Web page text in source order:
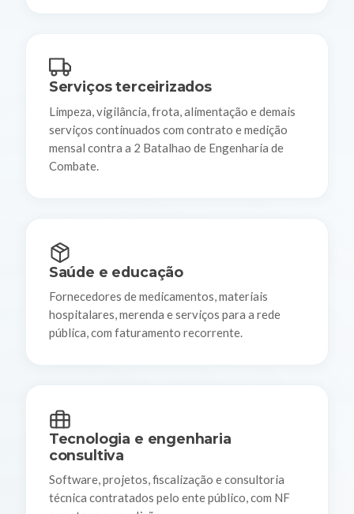
Serviços terceirizados
Limpeza, vigilância, frota, alimentação e demais
serviços continuados com contrato e medição
mensal contra a 2 Batalhao de Engenharia de
Combate.
Saúde e educação
Fornecedores de medicamentos, materiais
hospitalares, merenda e serviços para a rede
pública, com faturamento recorrente.
Tecnologia e engenharia
consultiva
Software, projetos, fiscalização e consultoria
técnica contratados pelo ente público, com NF